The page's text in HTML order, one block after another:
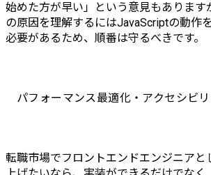
始めた方が早い」という意見もあります
の原因を理解するにはJavaScriptの動作
必要があるため、順番は守るべきです。
パフォーマンス最適化・アクセシビ
転職市場でフロントエンドエンジニアと